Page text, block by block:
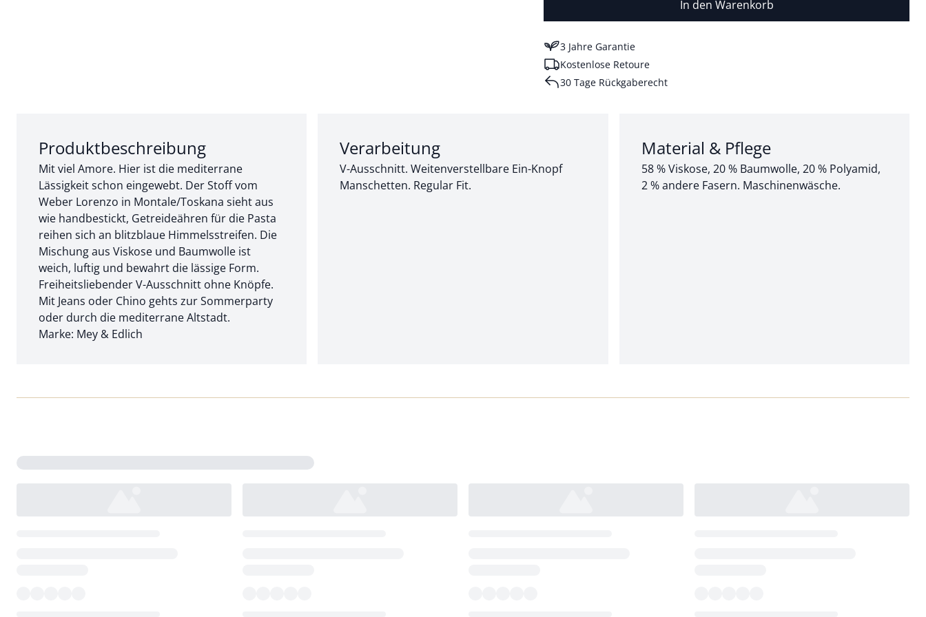
In den Warenkorb
3 Jahre Garantie
Kostenlose Retoure
30 Tage Rückgaberecht
Abschnitt 1 von 3:
Produktbeschreibung
Mit viel Amore. Hier ist die mediterrane
Lässigkeit schon eingewebt. Der Stoff vom
Weber Lorenzo in Montale/Toskana sieht aus
wie handbestickt, Getreideähren für die Pasta
reihen sich an blitzblaue Himmelsstreifen. Die
Mischung aus Viskose und Baumwolle ist
weich, luftig und bewahrt die lässige Form.
Freiheitsliebender V-Ausschnitt ohne Knöpfe.
Mit Jeans oder Chino gehts zur Sommerparty
oder durch die mediterrane Altstadt.
Marke: Mey & Edlich
Abschnitt 2 von 3:
Verarbeitung
V-Ausschnitt. Weitenverstellbare Ein-Knopf
Manschetten. Regular Fit.
Abschnitt 3 von 3:
Material & Pflege
58 % Viskose, 20 % Baumwolle, 20 % Polyamid,
2 % andere Fasern. Maschinenwäsche.